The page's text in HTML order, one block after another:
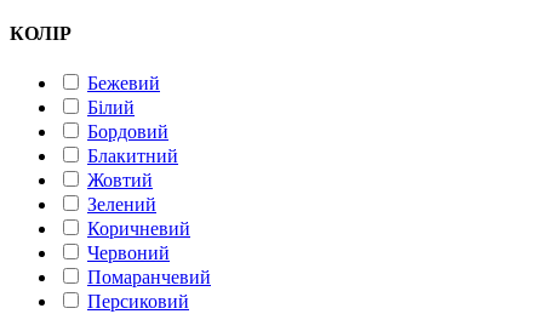
КОЛІР
Бежевий
Білий
Бордовий
Блакитний
Жовтий
Зелений
Коричневий
Червоний
Помаранчевий
Персиковий